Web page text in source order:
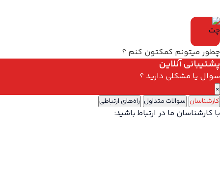
چطور میتونم کمکتون کنم ؟
پشتیبانی آنلاین
سوال یا مشکلی دارید ؟
×
کارشناسان سوالات متداول راه‌های ارتباطی
با کارشناسان ما در ارتباط باشید: